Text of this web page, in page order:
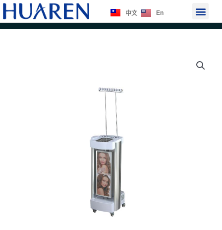
跳
至
主
中文 En 選
單